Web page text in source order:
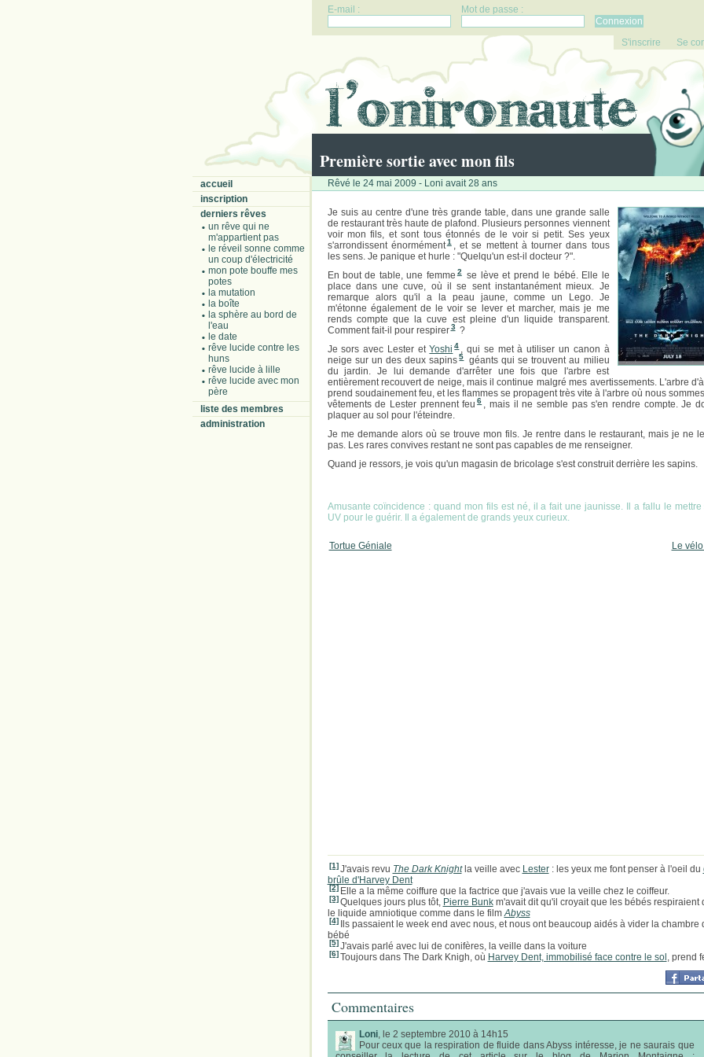
E-mail : Mot de passe :
S'inscrire Se
Première sortie avec mon fils
accueil
inscription
derniers rêves
un rêve qui ne
m'appartient pas
le réveil sonne comme
un coup d'électricité
mon pote bouffe mes
potes
la mutation
la boîte
la sphère au bord de
l'eau
le date
rêve lucide contre les
huns
rêve lucide à lille
rêve lucide avec mon
père
liste des membres
administration
Rêvé le 24 mai 2009 - Loni avait 28 ans
Je suis au centre d'une très grande table, dans une grande salle
de restaurant très haute de plafond. Plusieurs personnes viennent
voir mon fils, et sont tous étonnés de le voir si petit. Ses yeux
s'arrondissent énormément 1 , et se mettent à tourner dans tous
les sens. Je panique et hurle : "Quelqu'un est-il docteur ?".
En bout de table, une femme 2
se lève et prend le bébé. Elle le
place dans une cuve, où il se sent instantanément mieux. Je
remarque alors qu'il a la peau jaune, comme un Lego. Je
m'étonne également de le voir se lever et marcher, mais je me
rends compte que la cuve est pleine d'un liquide transparent.
Comment fait-il pour respirer 3 ?
Je sors avec Lester etYoshi 4 , qui se met à utiliser un canon à
neige sur un des deux sapins 5
géants qui se trouvent au milieu
du jardin. Je lui demande d'arrêter une fois que l'arbre est
entièrement recouvert de neige, mais il continue malgré mes avertissements. L'arbre
prend soudainement feu, et les flammes se propagent très vite à l'arbre où nous
vêtements de Lester prennent feu 6 , mais il ne semble pas s'en rendre compte. Je
plaquer au sol pour l'éteindre.
Je me demande alors où se trouve mon fils. Je rentre dans le restaurant, mais je ne
pas. Les rares convives restant ne sont pas capables de me renseigner.
Quand je ressors, je vois qu'un magasin de bricolage s'est construit derrière les sapins.
Amusante coïncidence : quand mon fils est né, il a fait une jaunisse. Il a fallu le mettre
UV pour le guérir. Il a également de grands yeux curieux.
Tortue Géniale Le
[1] J'avais revu The Dark Knightla veille avec Lester: les yeux me font penser à l'oeil du
brûle d'Harvey Dent
[2] Elle a la même coiffure que la factrice que j'avais vue la veille chez le coiffeur.
[3] Quelques jours plus tôt, Pierre Bunkm'avait dit qu'il croyait que les bébés respiraient
le liquide amniotique comme dans le filmAbyss
[4]
Ils passaient le week end avec nous, et nous ont beaucoup aidés à vider la chambre
bébé
[5] J'avais parlé avec lui de conifères, la veille dans la voiture
[6] Toujours dans The Dark Knigh, où Harvey Dent, immobilisé face contre le sol , prend
Commentaires
Loni, le 2 septembre 2010 à 14h15
Pour ceux que la respiration de fluide dans Abyss intéresse, je ne saurais que